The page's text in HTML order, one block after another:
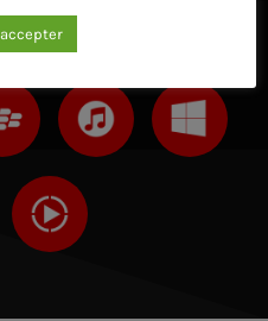
APP ET SUR LE